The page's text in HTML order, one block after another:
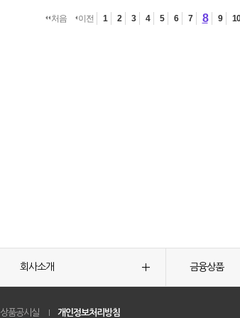
처음 이전 1 2 3 4 5 6 7 8 9 10
회사소개 금융상품
상품공시실 개인정보처리방침